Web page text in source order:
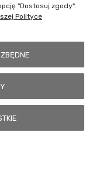
"Dostosuj zgody".
Polityce